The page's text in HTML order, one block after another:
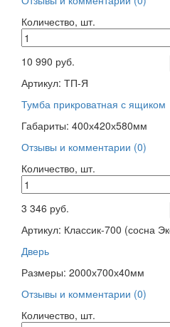
Количество, шт.
10 990 руб.
Артикул: ТП-Я
Тумба прикроватная с ящиком
Габариты: 400х420х580мм
Отзывы и комментарии (0)
Количество, шт.
3 346 руб.
Артикул: Классик-700 (сосна
Дверь
Размеры: 2000х700х40мм
Отзывы и комментарии (0)
Количество, шт.